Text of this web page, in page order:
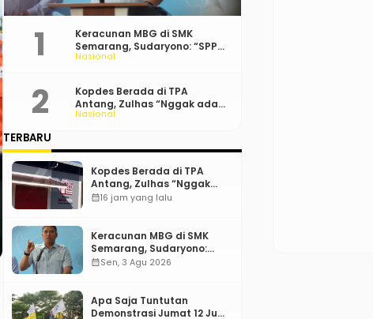
Nasional
Keracunan MBG di SMK
Semarang, Sudaryono: “SPPG
Harus Bertanggung Jawab!”
Nasional
Kopdes Berada di TPA
Antang, Zulhas “Nggak ada
Lahan!”
TERBARU
Kopdes Berada di TPA
Antang, Zulhas “Nggak
ada Lahan!”
calendar_month16 jam yang lalu
Keracunan MBG di SMK
Semarang, Sudaryono:
“SPPG Harus Bertanggung
calendar_monthSen, 3 Agu 2026
Apa Saja Tuntutan
Demonstrasi Jumat 12 Juni